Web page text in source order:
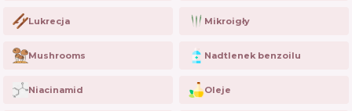
Lukrecja Mikroigły
Mushrooms Nadtlenek benzoilu
Niacinamid Oleje